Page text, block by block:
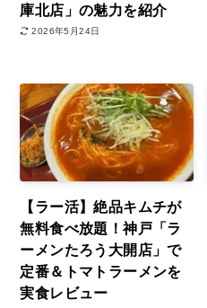
庫北店」の魅力を紹介
2026年5月24日
【ラー活】絶品キムチが
無料食べ放題！神戸「ラ
ーメンたろう大開店」で
定番＆トマトラーメンを
実食レビュー